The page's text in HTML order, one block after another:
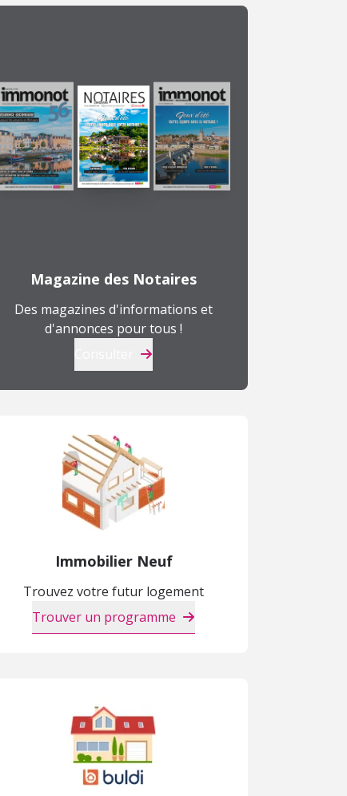
Magazine des Notaires
Des magazines d'informations et
d'annonces pour tous !
Immobilier Neuf
Trouvez votre futur logement
Trouver un programme